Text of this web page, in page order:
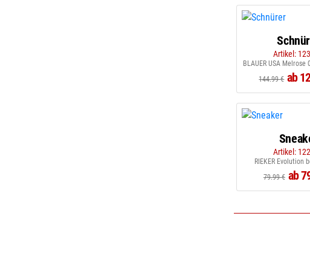
Artikel:
BLAUER USA
144.99 € ab
Artikel:
RIEKER Evolution
79.99 € ab